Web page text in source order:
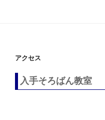
ョ
ン
アクセス
入手そろばん教室